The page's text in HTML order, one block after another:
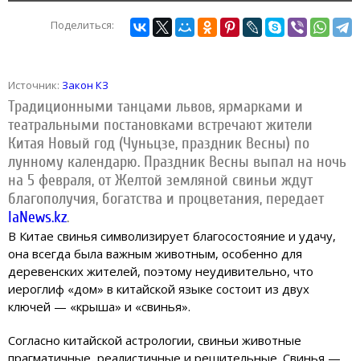
Поделиться:
Источник: Закон КЗ
Традиционными танцами львов, ярмарками и
театральными постановками встречают жители
Китая Новый год (Чуньцзе, праздник Весны) по
лунному календарю. Праздник Весны выпал на ночь
на 5 февраля, от Желтой земляной свиньи ждут
благополучия, богатства и процветания, передает
IaNews.kz.
В Китае свинья символизирует благосостояние и удачу,
она всегда была важным животным, особенно для
деревенских жителей, поэтому неудивительно, что
иероглиф «дом» в китайской языке состоит из двух
ключей — «крыша» и «свинья».
Согласно китайской астрологии, свиньи животные
прагматичные, реалистичные и решительные. Свинья —